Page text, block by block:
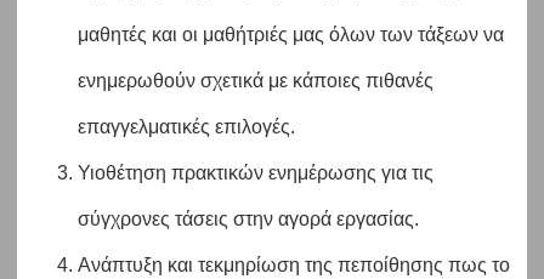
μαθητές και οι μαθήτριές μας όλων των τάξεων να
ενημερωθούν σχετικά με κάποιες πιθανές
επαγγελματικές επιλογές.
Υιοθέτηση πρακτικών ενημέρωσης για τις
σύγχρονες τάσεις στην αγορά εργασίας.
Ανάπτυξη και τεκμηρίωση της πεποίθησης πως το